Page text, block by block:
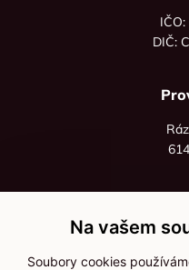
DIČ:
Po -
Na vašem
Soubory cookies